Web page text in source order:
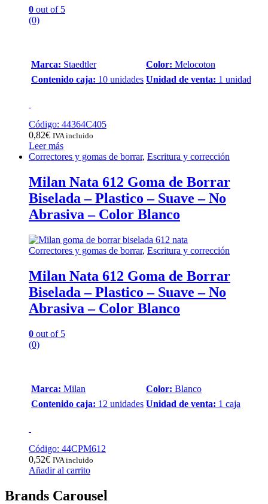
0 out of 5
(0)
Marca: Staedtler Color: Melocoton
Contenido caja: 10 unidades Unidad de venta: 1 unidad
Código: 44364C405
0,82€ IVA incluido
Leer más
Correctores y gomas de borrar, Escritura y corrección
Milan Nata 612 Goma de Borrar
Biselada – Plastico – Suave – No
Abrasiva – Color Blanco
Correctores y gomas de borrar, Escritura y corrección
Milan Nata 612 Goma de Borrar
Biselada – Plastico – Suave – No
Abrasiva – Color Blanco
0 out of 5
(0)
Marca: Milan Color: Blanco
Contenido caja: 12 unidades Unidad de venta: 1 caja
Código: 44CPM612
0,52€ IVA incluido
Añadir al carrito
Brands Carousel